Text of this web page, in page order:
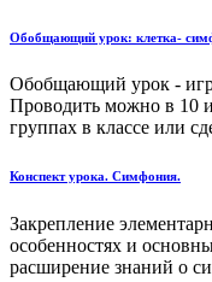
Обобщающий урок: клетка-
Обобщающий урок -
Проводить можно в 10
группах в классе или
Конспект урока. Симфония.
Закрепление
особенностях и
расширение знаний о